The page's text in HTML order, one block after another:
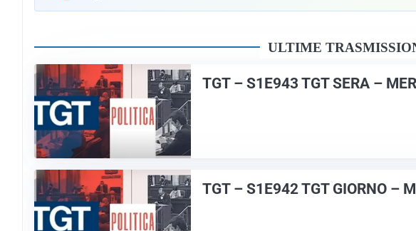
ULTIME
TGT – S1E943 TGT SERA –
TGT – S1E942 TGT GIORNO –